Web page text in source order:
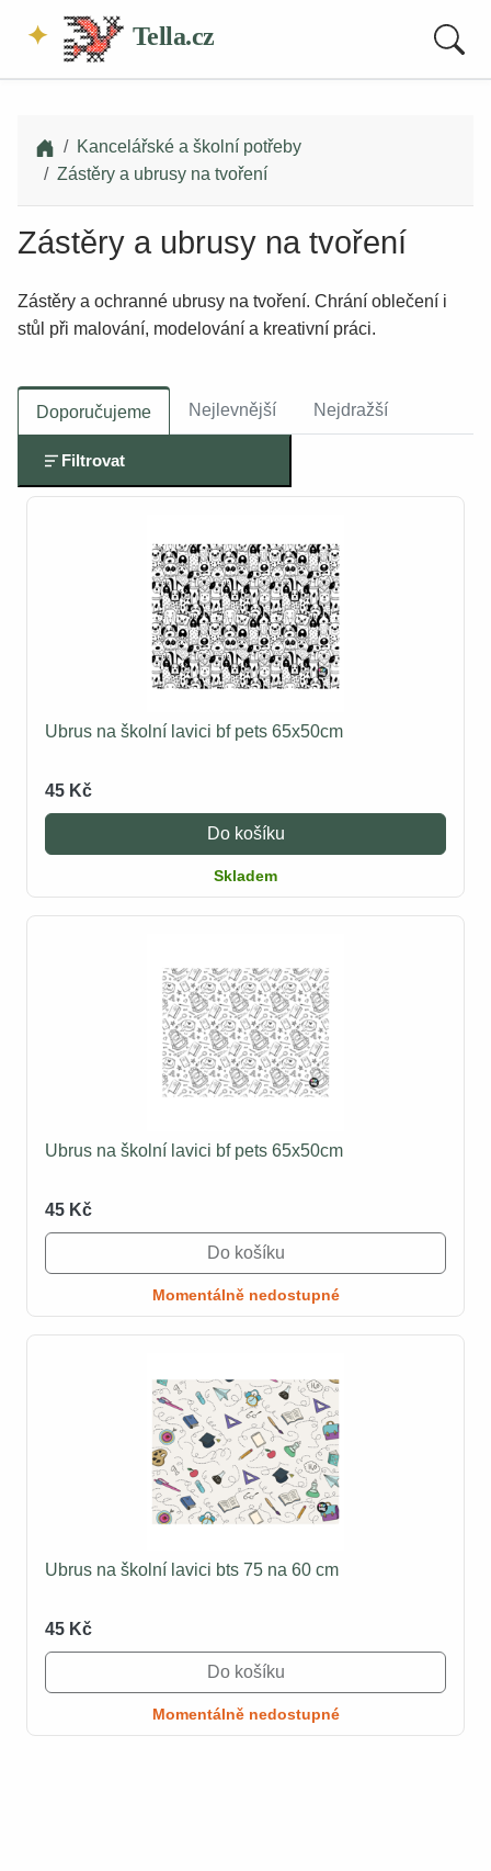
Tella.cz
Kancelářské a školní potřeby
Zástěry a ubrusy na tvoření
Zástěry a ubrusy na tvoření
Zástěry a ochranné ubrusy na tvoření. Chrání oblečení i
stůl při malování, modelování a kreativní práci.
Doporučujeme Nejlevnější Nejdražší
Filtrovat
Ubrus na školní lavici bf pets 65x50cm
45 Kč
Do košíku
Skladem
Ubrus na školní lavici bf pets 65x50cm
45 Kč
Do košíku
Momentálně nedostupné
Ubrus na školní lavici bts 75 na 60 cm
45 Kč
Do košíku
Momentálně nedostupné